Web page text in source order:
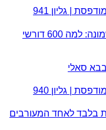
| גליון 941
המספרים המפתיעים של קריית שמונה: למה 600 דורשי
סאלי
| גליון 940
בלבד לאחד המעורבים